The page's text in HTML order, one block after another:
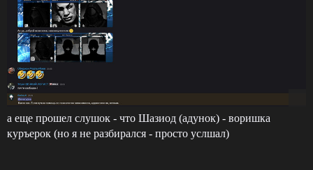
а еще прошел слушок - что Шазиод (адунок) - воришка
куръерок (но я не разбирался - просто услшал)